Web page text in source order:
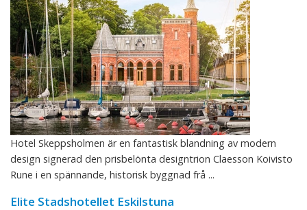
Hotel Skeppsholmen är en fantastisk blandning av modern
design signerad den prisbelönta designtrion Claesson Koivisto
Rune i en spännande, historisk byggnad frå ...
Elite Stadshotellet Eskilstuna